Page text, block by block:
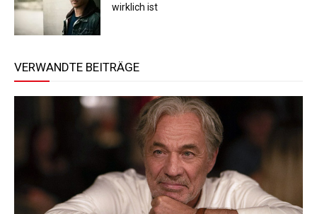
wirklich ist
VERWANDTE BEITRÄGE